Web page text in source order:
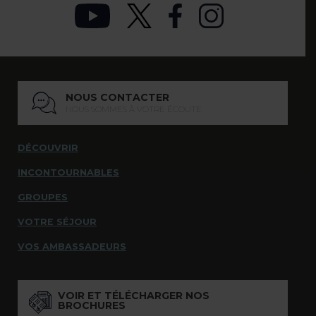
NOUS CONTACTER
DÉCOUVRIR
INCONTOURNABLES
GROUPES
VOTRE SÉJOUR
VOS AMBASSADEURS
VOIR ET TÉLÉCHARGER NOS
BROCHURES